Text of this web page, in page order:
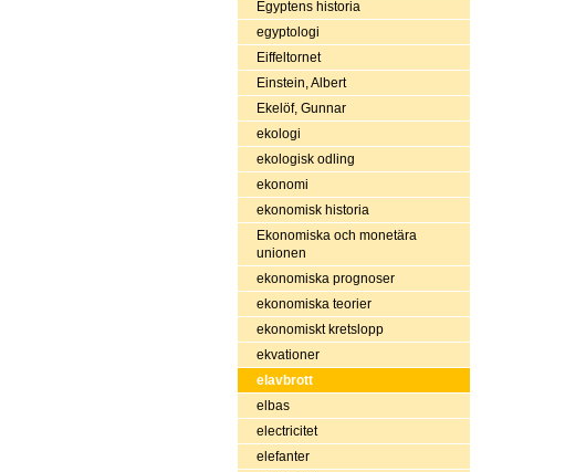
Egyptens historia
egyptologi
Eiffeltornet
Einstein, Albert
Ekelöf, Gunnar
ekologi
ekologisk odling
ekonomi
ekonomisk historia
Ekonomiska och monetära
unionen
ekonomiska prognoser
ekonomiska teorier
ekonomiskt kretslopp
ekvationer
elavbrott
elbas
electricitet
elefanter